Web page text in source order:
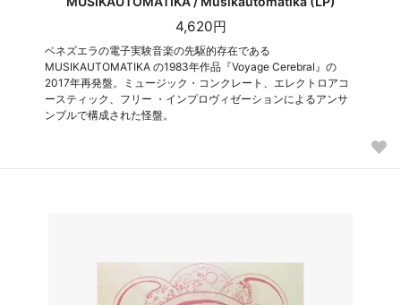
4,620円
ベネズエラの電子実験音楽の先駆的存在である
MUSIKAUTOMATIKA の1983年作品『Voyage Cerebral』の
2017年再発盤。ミュージック・コンクレート、エレクトロアコ
ースティック、フリー ・インプロヴィゼーションによるアンサ
ンブルで構成された怪盤。